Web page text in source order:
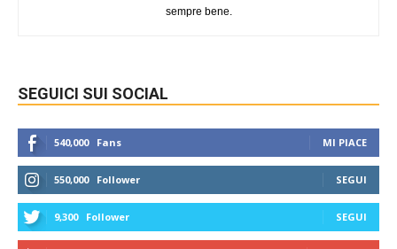
sempre bene.
SEGUICI SUI SOCIAL
540,000 Fans MI PIACE
550,000 Follower SEGUI
9,300 Follower SEGUI